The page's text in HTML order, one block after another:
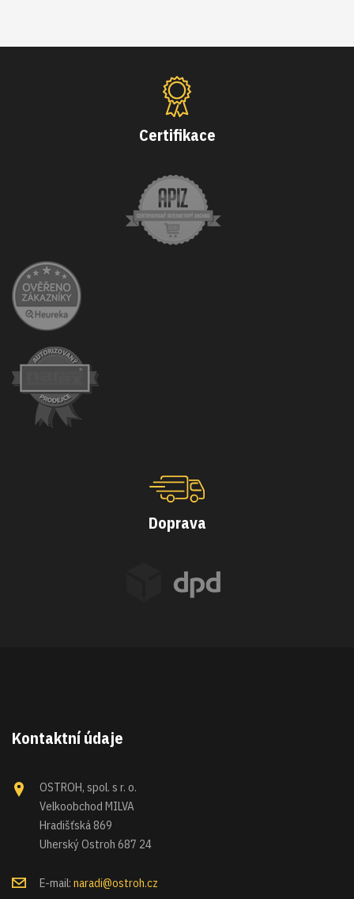
Certifikace
Doprava
Kontaktní údaje
OSTROH, spol. s r. o.
Velkoobchod MILVA
Hradišťská 869
Uherský Ostroh 687 24
E-mail: naradi@ostroh.cz